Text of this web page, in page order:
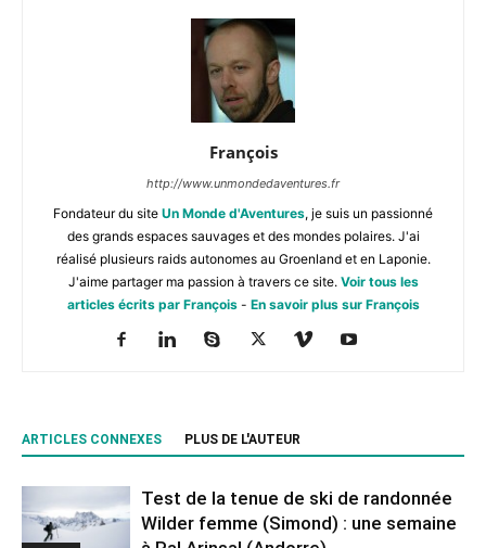
François
http://www.unmondedaventures.fr
Fondateur du site Un Monde d'Aventures, je suis un passionné
des grands espaces sauvages et des mondes polaires. J'ai
réalisé plusieurs raids autonomes au Groenland et en Laponie.
J'aime partager ma passion à travers ce site. Voir tous les
articles écrits par François- En savoir plus sur François
ARTICLES CONNEXES PLUS DE L'AUTEUR
Test de la tenue de ski de randonnée
Wilder femme (Simond) : une semaine